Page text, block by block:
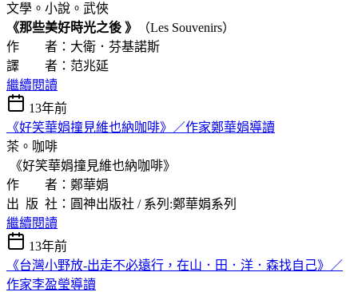
文學。小說。武俠
《那些美好時光之後 》
（Les Souvenirs）
作 者：大衛．芬基諾斯
譯 者：范兆延
繼續閱讀
13年前
《好笑華娟撞見維也納咖啡》／作家鄭華娟導讀
茶。咖啡
《好笑華娟撞見維也納咖啡》
作 者：鄭華娟
出 版 社：圓神出版社 / 系列:鄭華娟系列
繼續閱讀
13年前
《台灣小野放-出走不必遠行，在山．田．洋．森找自己》／
作家李盈瑩導讀